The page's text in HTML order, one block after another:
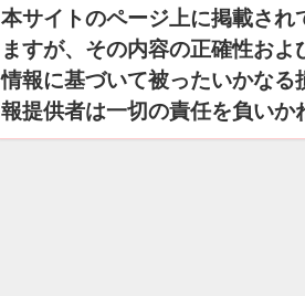
本サイトのページ上に掲載され
ますが、その内容の正確性お
情報に基づいて被ったいかな
報提供者は一切の責任を負いか